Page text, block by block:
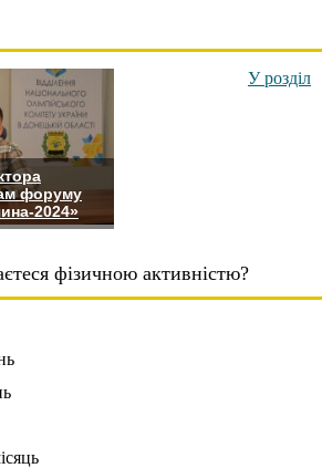
форуму
2024»
У розділ
фізичною активністю?